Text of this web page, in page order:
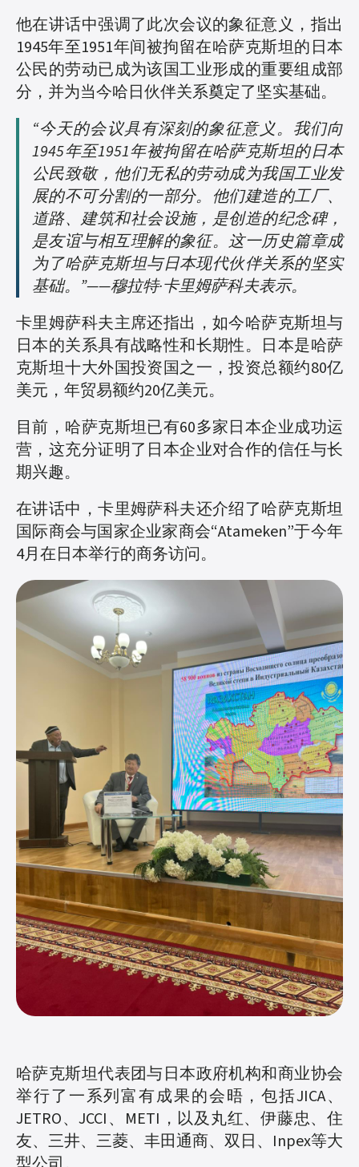
他在讲话中强调了此次会议的象征意义，指出
1945年至1951年间被拘留在哈萨克斯坦的日本
公民的劳动已成为该国工业形成的重要组成部
分，并为当今哈日伙伴关系奠定了坚实基础。
“今天的会议具有深刻的象征意义。我们向
1945年至1951年被拘留在哈萨克斯坦的日本
公民致敬，他们无私的劳动成为我国工业发
展的不可分割的一部分。他们建造的工厂、
道路、建筑和社会设施，是创造的纪念碑，
是友谊与相互理解的象征。这一历史篇章成
为了哈萨克斯坦与日本现代伙伴关系的坚实
基础。”——穆拉特·卡里姆萨科夫表示。
卡里姆萨科夫主席还指出，如今哈萨克斯坦与
日本的关系具有战略性和长期性。日本是哈萨
克斯坦十大外国投资国之一，投资总额约80亿
美元，年贸易额约20亿美元。
目前，哈萨克斯坦已有60多家日本企业成功运
营，这充分证明了日本企业对合作的信任与长
期兴趣。
在讲话中，卡里姆萨科夫还介绍了哈萨克斯坦
国际商会与国家企业家商会“Atameken”于今年
4月在日本举行的商务访问。
哈萨克斯坦代表团与日本政府机构和商业协会
举行了一系列富有成果的会晤，包括JICA、
JETRO、JCCI、METI，以及丸红、伊藤忠、住
友、三井、三菱、丰田通商、双日、Inpex等大